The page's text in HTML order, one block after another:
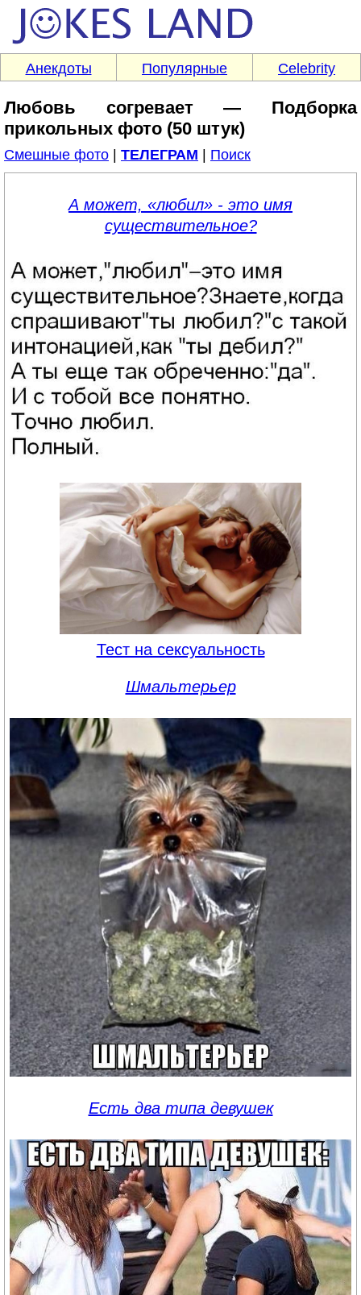
Анекдоты Популярные Celebrity
Любовь согревает — Подборка
прикольных фото (50 штук)
Смешные фото ТЕЛЕГРАМ Поиск
А может, «любил» - это имя
существительное?
Тест на сексуальность
Шмальтерьер
Есть два типа девушек